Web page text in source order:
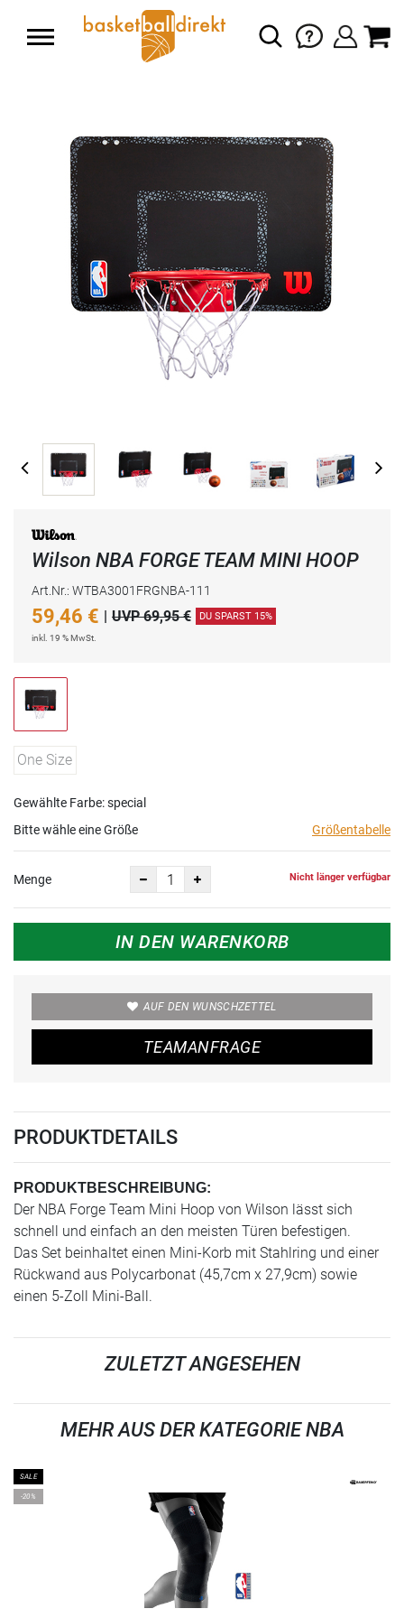
Wilson NBA FORGE TEAM MINI HOOP
Art.Nr.: WTBA3001FRGNBA-111
59,46 € | UVP 69,95 € DU SPARST 15%
inkl. 19 % MwSt.
One Size
Gewählte Farbe: special
Bitte wähle eine Größe
Größentabelle
Menge Nicht länger verfügbar
IN DEN WARENKORB
AUF DEN WUNSCHZETTEL
TEAMANFRAGE
PRODUKTDETAILS
PRODUKTBESCHREIBUNG:
Der NBA Forge Team Mini Hoop von Wilson lässt sich
schnell und einfach an den meisten Türen befestigen.
Das Set beinhaltet einen Mini-Korb mit Stahlring und einer
Rückwand aus Polycarbonat (45,7cm x 27,9cm) sowie
einen 5-Zoll Mini-Ball.
ZULETZT ANGESEHEN
MEHR AUS DER KATEGORIE NBA
SALE
-20%